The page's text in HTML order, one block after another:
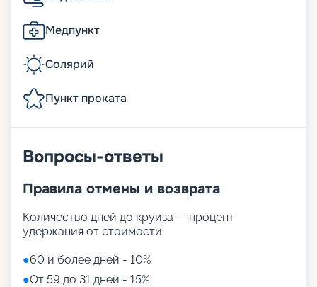
Медпункт
Солярий
Пункт проката
Вопросы-ответы
Правила отмены и возврата
Количество дней до круиза — процент
удержания от стоимости:
●60 и более дней - 10%
●От 59 до 31 дней - 15%